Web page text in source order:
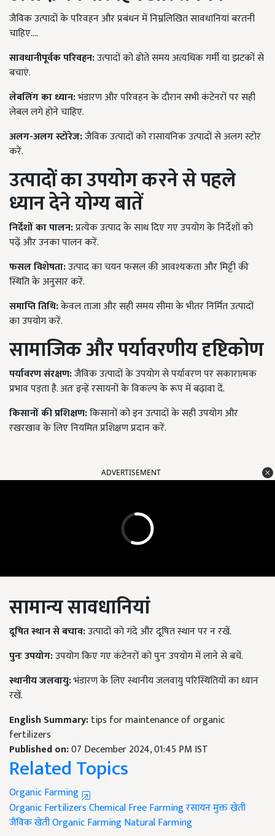
जैविक उत्पादों के परिवहन और प्रबंधन में निम्नलिखित सावधानियां बरतनी
चाहिए....
सावधानीपूर्वक परिवहन:उत्पादों को ढोते समय अत्यधिक गर्मी या झटकों से
बचाएं.
लेबलिंग का ध्यान:भंडारण और परिवहन के दौरान सभी कंटेनरों पर सही
लेबल लगे होने चाहिए.
अलग-अलग स्टोरेज:जैविक उत्पादों को रासायनिक उत्पादों से अलग स्टोर
करें.
उत्पादों का उपयोग करने से पहले
ध्यान देने योग्य बातें
निर्देशों का पालन:प्रत्येक उत्पाद के साथ दिए गए उपयोग के निर्देशों को
पढ़ें और उनका पालन करें.
फसल विशेषता:उत्पाद का चयन फसल की आवश्यकता और मिट्टी की
स्थिति के अनुसार करें.
समाप्ति तिथि:केवल ताजा और सही समय सीमा के भीतर निर्मित उत्पादों
का उपयोग करें.
सामाजिक और पर्यावरणीय दृष्टिकोण
पर्यावरण संरक्षण:जैविक उत्पादों के उपयोग से पर्यावरण पर सकारात्मक
प्रभाव पड़ता है. अतः इन्हें रसायनों के विकल्प के रूप में बढ़ावा दें.
किसानों की प्रशिक्षण:किसानों को इन उत्पादों के सही उपयोग और
रखरखाव के लिए नियमित प्रशिक्षण प्रदान करें.
ADVERTISEMENT
सामान्य सावधानियां
दूषित स्थान से बचाव:उत्पादों को गंदे और दूषित स्थान पर न रखें.
पुनः उपयोग:उपयोग किए गए कंटेनरों को पुनः उपयोग में लाने से बचें.
स्थानीय जलवायु:भंडारण के लिए स्थानीय जलवायु परिस्थितियों का ध्यान
रखें.
English Summary:tips for maintenance of organic
fertilizers
Published on:07 December 2024, 01:45 PM IST
Related Topics
Organic Farming
Organic FertilizersChemical Free Farmingरसायन मुक्त खेती
जैविक खेतीOrganic FarmingNatural Farming